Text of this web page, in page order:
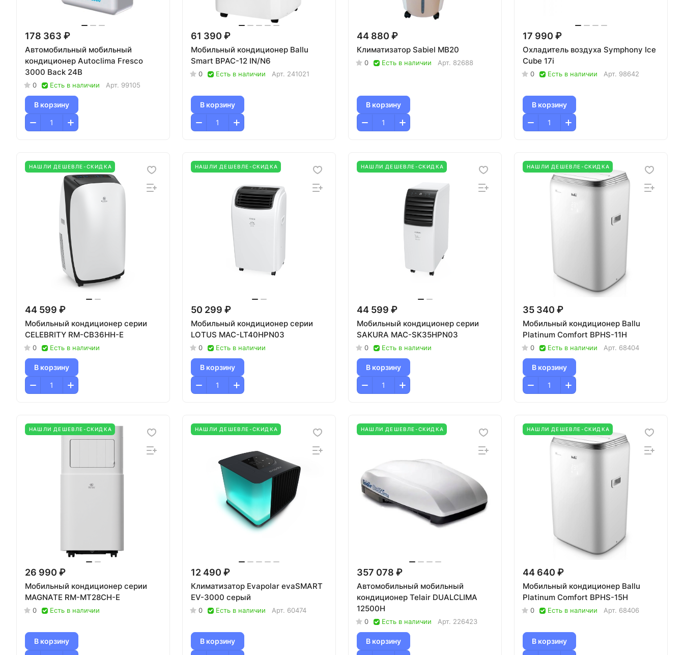
178 363 ₽
Автомобильный мобильный
кондиционер Autoclima Fresco
3000 Back 24В
0 Есть в наличии Арт. 99105
В корзину
61 390 ₽
Мобильный кондиционер Ballu
Smart BPAC-12 IN/N6
0 Есть в наличии Арт. 241021
В корзину
44 880 ₽
Климатизатор Sabiel MB20
0 Есть в наличии Арт. 82688
В корзину
17 990 ₽
Охладитель воздуха Symphony Ice
Cube 17i
0 Есть в наличии Арт. 98642
В корзину
НАШЛИ ДЕШЕВЛЕ-СКИДКА
44 599 ₽
Мобильный кондиционер серии
CELEBRITY RM-СB36HH-E
0 Есть в наличии
В корзину
НАШЛИ ДЕШЕВЛЕ-СКИДКА
50 299 ₽
Мобильный кондиционер серии
LOTUS MAC-LT40HPN03
0 Есть в наличии
В корзину
НАШЛИ ДЕШЕВЛЕ-СКИДКА
44 599 ₽
Мобильный кондиционер серии
SAKURA MAC-SK35HPN03
0 Есть в наличии
В корзину
НАШЛИ ДЕШЕВЛЕ-СКИДКА
35 340 ₽
Мобильный кондиционер Ballu
Platinum Comfort BPHS-11H
0 Есть в наличии Арт. 68404
В корзину
НАШЛИ ДЕШЕВЛЕ-СКИДКА
26 990 ₽
Мобильный кондиционер cерии
MAGNATE RM-MT28CH-E
0 Есть в наличии
В корзину
НАШЛИ ДЕШЕВЛЕ-СКИДКА
12 490 ₽
Климатизатор Evapolar evaSMART
EV-3000 серый
0 Есть в наличии Арт. 60474
В корзину
НАШЛИ ДЕШЕВЛЕ-СКИДКА
357 078 ₽
Автомобильный мобильный
кондиционер Telair DUALCLIMA
12500H
0 Есть в наличии Арт. 226423
В корзину
НАШЛИ ДЕШЕВЛЕ-СКИДКА
44 640 ₽
Мобильный кондиционер Ballu
Platinum Comfort BPHS-15H
0 Есть в наличии Арт. 68406
В корзину